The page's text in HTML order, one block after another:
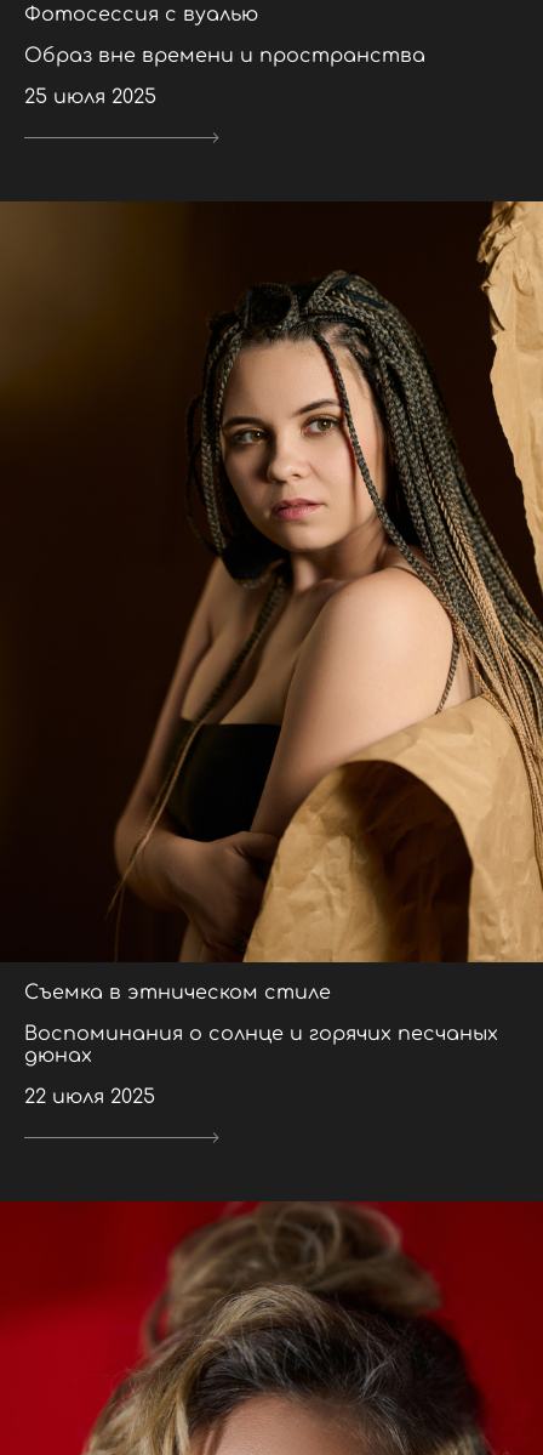
Фотосессия с вуалью
Образ вне времени и пространства
25 июля 2025
Съемка в этническом стиле
Воспоминания о солнце и горячих песчаных
дюнах
22 июля 2025